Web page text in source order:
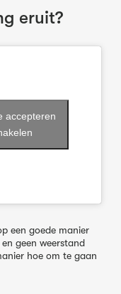
eruit?
accepteren
een goede manier
geen weerstand
hoe om te gaan